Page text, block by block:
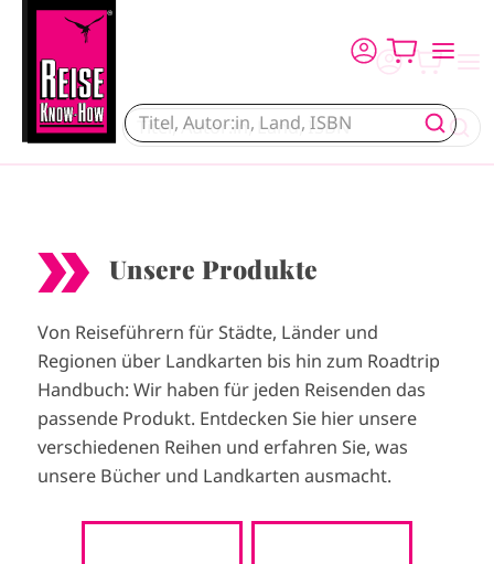
Unsere Produkte
Von Reiseführern für Städte, Länder und
Regionen über Landkarten bis hin zum Roadtrip
Handbuch: Wir haben für jeden Reisenden das
passende Produkt. Entdecken Sie hier unsere
verschiedenen Reihen und erfahren Sie, was
unsere Bücher und Landkarten ausmacht.